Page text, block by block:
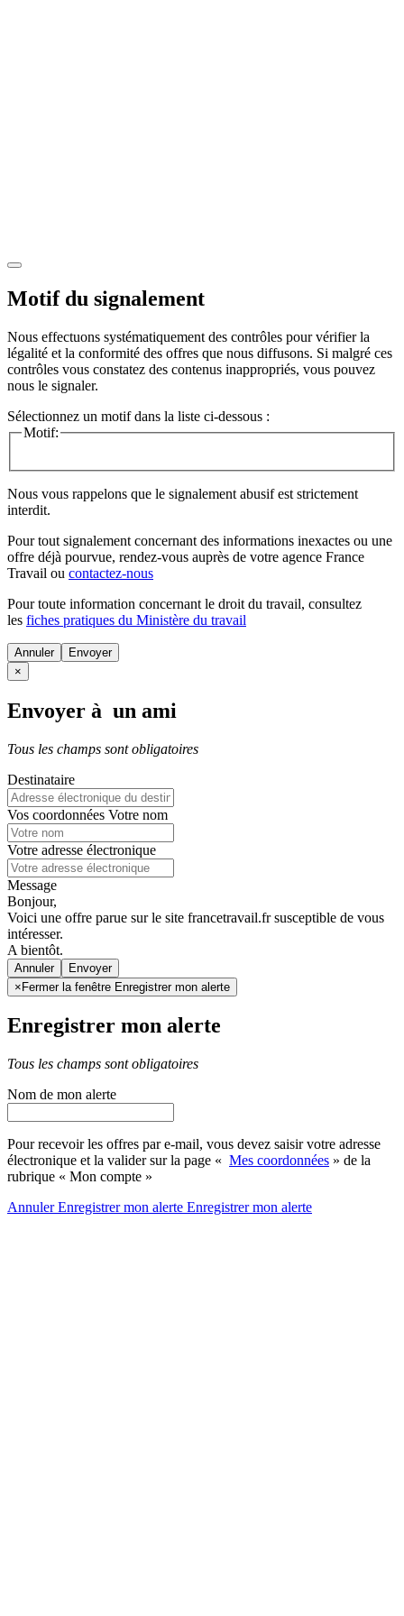
Motif du signalement
Nous effectuons systématiquement des contrôles pour vérifier la
légalité et la conformité des offres que nous diffusons. Si malgré ces
contrôles vous constatez des contenus inappropriés, vous pouvez
nous le signaler.
Sélectionnez un motif dans la liste ci-dessous :
Motif:
Nous vous rappelons que le signalement abusif est strictement
interdit.
Pour tout signalement concernant des informations inexactes ou une
offre déjà pourvue, rendez-vous auprès de votre agence France
Travail ou contactez-nous
Pour toute information concernant le droit du travail, consultez
les fiches pratiques du Ministère du travail
Annuler
×
Envoyer à un ami
Tous les champs sont obligatoires
Destinataire
Vos coordonnées Votre nom
Votre adresse électronique
Message
Bonjour,
Voici une offre parue sur le site francetravail.fr susceptible de vous
intéresser.
A bientôt.
Annuler
×Fermer la fenêtre Enregistrer mon alerte
Enregistrer mon alerte
Tous les champs sont obligatoires
Nom de mon alerte
Pour recevoir les offres par e-mail, vous devez saisir votre adresse
électronique et la valider sur la page « Mes coordonnées » de la
rubrique « Mon compte »
AnnulerEnregistrer mon alerte Enregistrermon alerte